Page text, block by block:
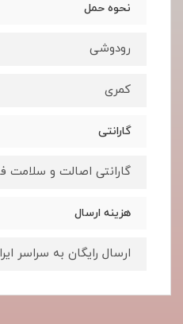
نحوه حمل
رودوشی
کمری
گارانتی
گارانتی اصالت و سلامت
هزینه ارسال
ارسال رایگان به سراسر